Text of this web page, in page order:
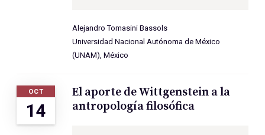
Alejandro Tomasini Bassols
Universidad Nacional Autónoma de México
(UNAM), México
OCT
14
El aporte de Wittgenstein a la
antropología filosófica